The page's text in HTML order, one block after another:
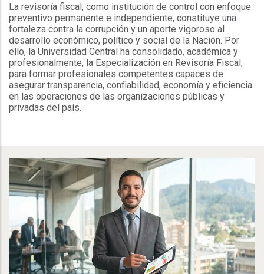
La revisoría fiscal, como institución de control con enfoque
preventivo permanente e independiente, constituye una
fortaleza contra la corrupción y un aporte vigoroso al
desarrollo económico, político y social de la Nación. Por
ello, la Universidad Central ha consolidado, académica y
profesionalmente, la Especialización en Revisoría Fiscal,
para formar profesionales competentes capaces de
asegurar transparencia, confiabilidad, economía y eficiencia
en las operaciones de las organizaciones públicas y
privadas del país.